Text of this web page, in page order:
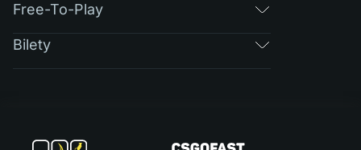
Free-To-Play
Bilety